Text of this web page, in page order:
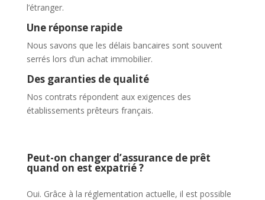
l’étranger.
Une réponse rapide
Nous savons que les délais bancaires sont souvent
serrés lors d’un achat immobilier.
Des garanties de qualité
Nos contrats répondent aux exigences des
établissements prêteurs français.
Peut-on changer d’assurance de prêt
quand on est expatrié ?
Oui. Grâce à la réglementation actuelle, il est possible